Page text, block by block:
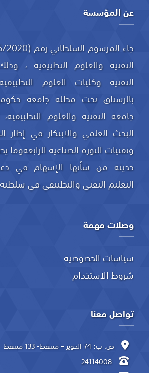
عن المؤسسة
التقنية والعلوم التطبيقية ،
التقنية وكليات العلوم
بالرستاق تحت مظلة جامعة
جامعة التقنية والعلوم
البحث العلمي والابتكار في إطار
وتقنيات الثورة الصناعية الرابعةوما
حديثة من شأنها الإسهام في
التعليم التقني والتطبيقي في
وصلات مهمة
سياسات الخصوصية
شروط الاستخدام
تواصل معنا
ص. ب: 74 الخوير – مسقط- 133 مسقط
24114008